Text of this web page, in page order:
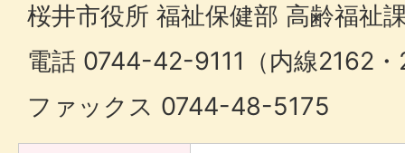
桜井市役所 福祉保健部 高齢福祉
電話 0744-42-9111（内線2162
ファックス 0744-48-5175